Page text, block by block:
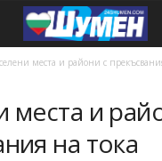
места и райони с
места и
на тока